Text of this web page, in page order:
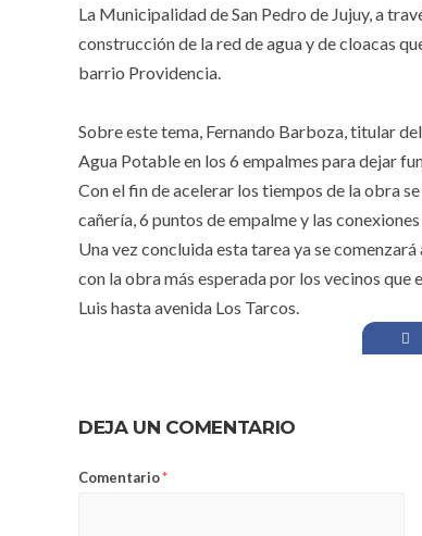
La Municipalidad de San Pedro de Jujuy, a
construcción de la red de agua y de cloacas
barrio Providencia.
Sobre este tema, Fernando Barboza, titular
Agua Potable en los 6 empalmes para dejar
Con el fin de acelerar los tiempos de la obra
cañería, 6 puntos de empalme y las
Una vez concluida esta tarea ya se
con la obra más esperada por los vecinos
Luis hasta avenida Los Tarcos.
DEJA UN COMENTARIO
Comentario*